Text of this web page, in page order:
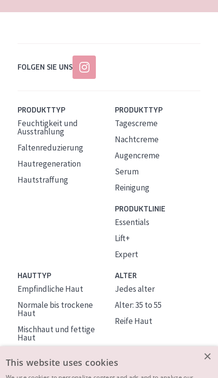
FOLGEN SIE UNS
PRODUKTTYP
Feuchtigkeit und
Ausstrahlung
Faltenreduzierung
Hautregeneration
Hautstraffung
PRODUKTTYP
Tagescreme
Nachtcreme
Augencreme
Serum
Reinigung
PRODUKTLINIE
Essentials
Lift+
Expert
HAUTTYP
Empfindliche Haut
Normale bis trockene
Haut
Mischhaut und fettige
Haut
ALTER
Jedes alter
Alter: 35 to 55
Reife Haut
×
This website uses cookies